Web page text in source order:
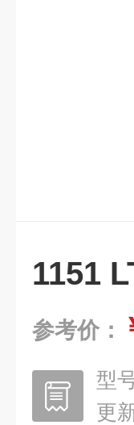
1151
参考价：
型
更